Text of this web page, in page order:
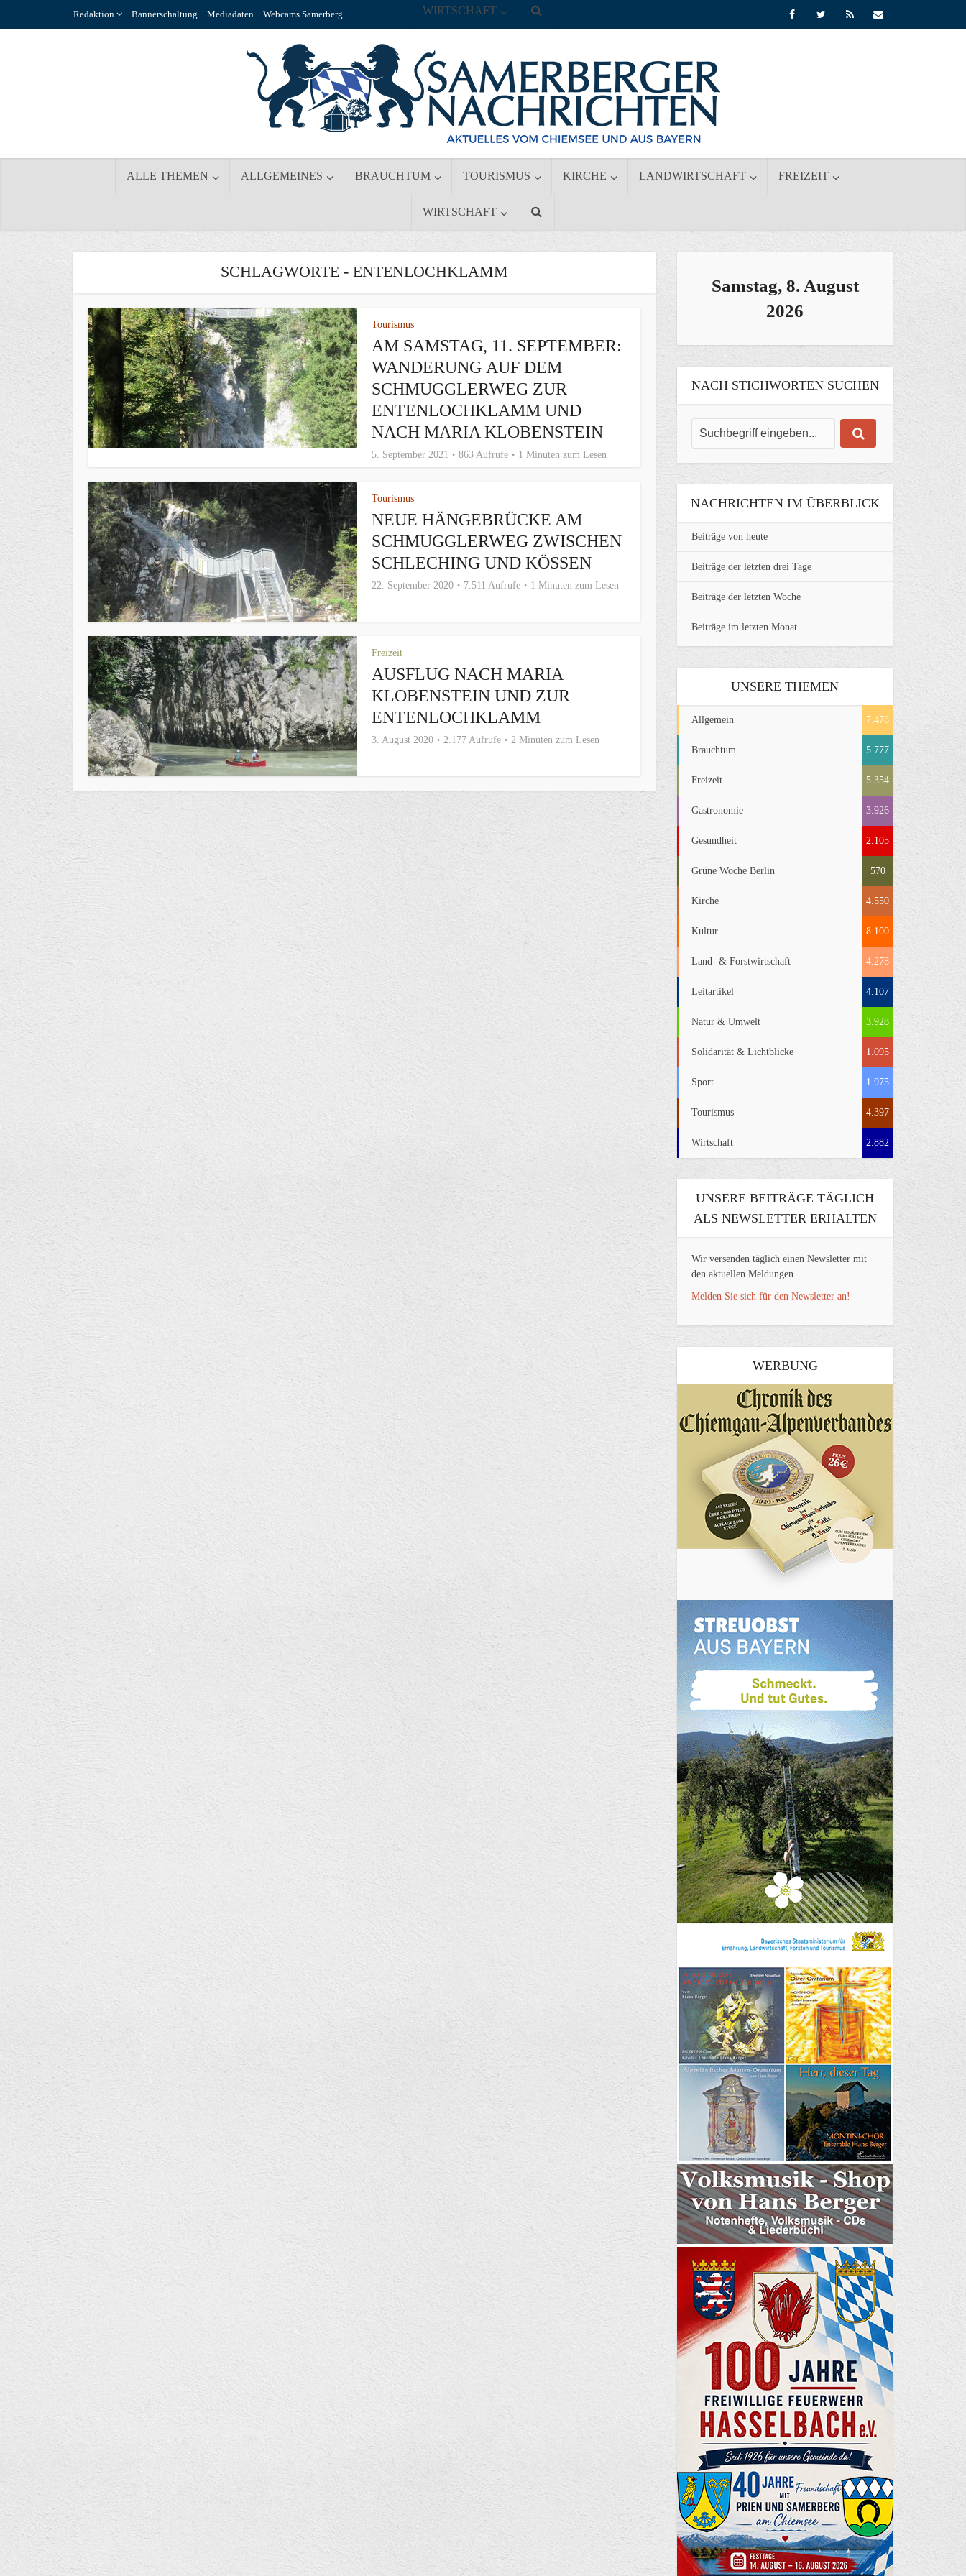
Redaktion Bannerschaltung Mediadaten Webcams Samerberg
ALLE THEMEN ALLGEMEINES BRAUCHTUM TOURISMUS KIRCHE LANDWIRTSCHAFT FREIZEIT
WIRTSCHAFT
WIRTSCHAFT
SCHLAGWORTE - ENTENLOCHKLAMM
Tourismus
AM SAMSTAG, 11. SEPTEMBER:
WANDERUNG AUF DEM
SCHMUGGLERWEG ZUR
ENTENLOCHKLAMM UND
NACH MARIA KLOBENSTEIN
5. September 2021 863 Aufrufe 1 Minuten zum Lesen
Tourismus
NEUE HÄNGEBRÜCKE AM
SCHMUGGLERWEG ZWISCHEN
SCHLECHING UND KÖSSEN
22. September 2020 7.511 Aufrufe 1 Minuten zum Lesen
Freizeit
AUSFLUG NACH MARIA
KLOBENSTEIN UND ZUR
ENTENLOCHKLAMM
3. August 2020 2.177 Aufrufe 2 Minuten zum Lesen
Samstag, 8. August
2026
NACH STICHWORTEN SUCHEN
NACHRICHTEN IM ÜBERBLICK
Beiträge von heute
Beiträge der letzten drei Tage
Beiträge der letzten Woche
Beiträge im letzten Monat
UNSERE THEMEN
Allgemein 7.478
Brauchtum 5.777
Freizeit 5.354
Gastronomie 3.926
Gesundheit 2.105
Grüne Woche Berlin 570
Kirche 4.550
Kultur 8.100
Land- & Forstwirtschaft 4.278
Leitartikel 4.107
Natur & Umwelt 3.928
Solidarität & Lichtblicke 1.095
Sport 1.975
Tourismus 4.397
Wirtschaft 2.882
UNSERE BEITRÄGE TÄGLICH
ALS NEWSLETTER ERHALTEN
Wir versenden täglich einen Newsletter mit
den aktuellen Meldungen.
Melden Sie sich für den Newsletter an!
WERBUNG